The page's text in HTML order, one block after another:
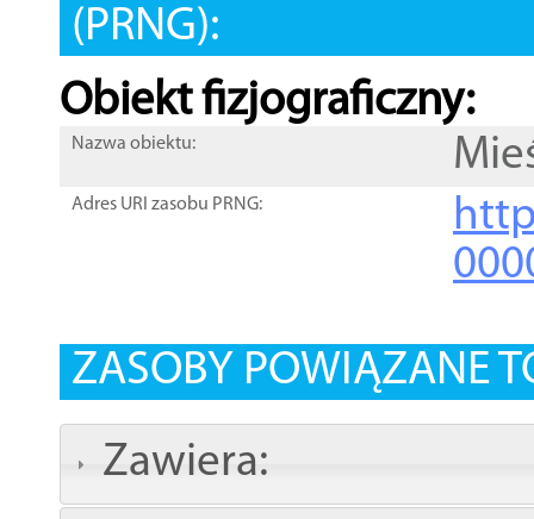
(PRNG):
Obiekt fizjograficzny:
Nazwa obiektu:
Adres URI zasobu PRNG:
ZASOBY POWIĄZANE
Zawiera: